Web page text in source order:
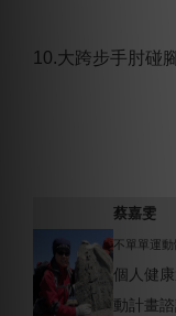
10.大跨步手肘碰
蔡嘉雯
不單單運
個人健
動計畫